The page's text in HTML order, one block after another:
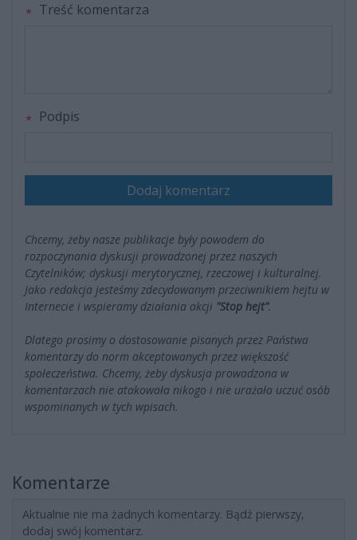
Treść komentarza
Podpis
Dodaj komentarz
Chcemy, żeby nasze publikacje były powodem do
rozpoczynania dyskusji prowadzonej przez naszych
Czytelników; dyskusji merytorycznej, rzeczowej i kulturalnej.
Jako redakcja jesteśmy zdecydowanym przeciwnikiem hejtu w
Internecie i wspieramy działania akcji "Stop hejt".
Dlatego prosimy o dostosowanie pisanych przez Państwa
komentarzy do norm akceptowanych przez większość
społeczeństwa. Chcemy, żeby dyskusja prowadzona w
komentarzach nie atakowała nikogo i nie urażała uczuć osób
wspominanych w tych wpisach.
Komentarze
Aktualnie nie ma żadnych komentarzy. Bądź pierwszy,
dodaj swój komentarz.